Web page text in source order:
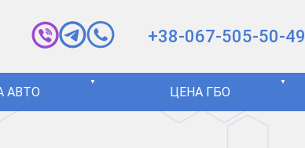
+38-067-505-50-49
АВТО
▼
ЦЕНА ГБО
▼